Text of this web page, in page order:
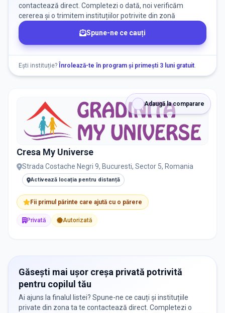
DISPONIBILITATE
Nu există informații despre locuri libere
Nu există informații despre job-uri
PRIVAT / DE STAT
Toate Private De stat
Toate Filtrele
Resetează filtrele
contactează direct. Completezi o dată, noi verificăm
cererea și o trimitem instituțiilor potrivite din zonă
Spune-ne ce cauți
Ești instituție? Înrolează-te în program și primești 3 luni gratuit.
Adaugă la comparare
Cresa My Universe
Strada Costache Negri 9, Bucuresti, Sector 5, Romania
Activează locația pentru distanță
Fii primul părinte care ajută cu o părere
Privată Autorizată
Găsești mai ușor creșa privată potrivită
pentru copilul tău
Ai ajuns la finalul listei? Spune-ne ce cauți și instituțiile
private din zona ta te contactează direct. Completezi o